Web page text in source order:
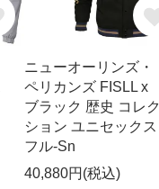
ニューオーリンズ・
ペリカンズ FISLL x
ブラック 歴史 コレク
ション ユニセックス
フル-Sn
40,880円(税込)